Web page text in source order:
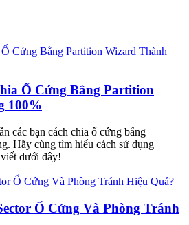
Ổ Cứng Bằng Partition
100%
các bạn cách chia ổ cứng bằng
Hãy cùng tìm hiểu cách sử dụng
dưới đây!
Ổ Cứng Và Phòng Tránh